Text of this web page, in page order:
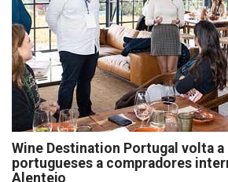
Wine Destination Portugal volta
portugueses a compradores
Alentejo